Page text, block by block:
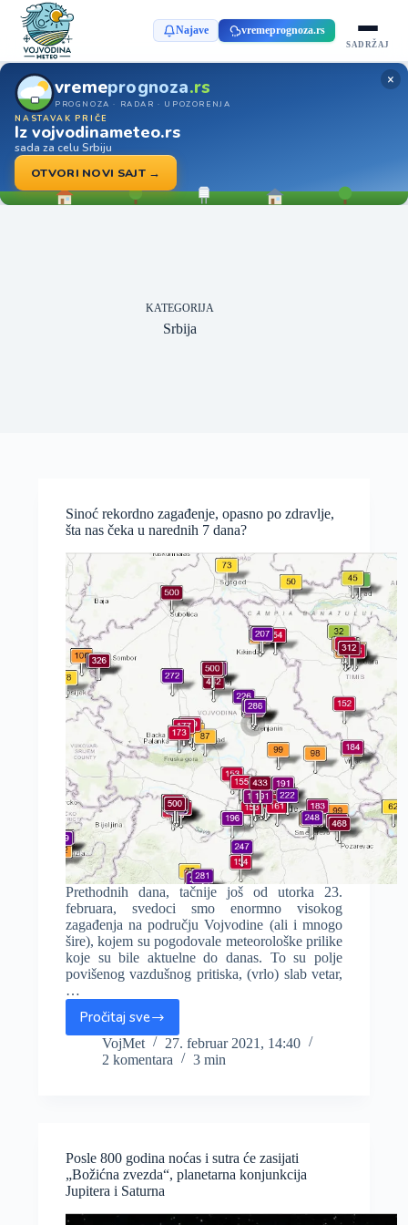
Najave vremeprognoza.rs
SADRŽAJ
vremeprognoza.rs
PROGNOZA · RADAR · UPOZORENJA
NASTAVAK PRIČE
Iz vojvodinameteo.rs
sada za celu Srbiju
OTVORI NOVI SAJT →
×
KATEGORIJA
Srbija
Sinoć rekordno zagađenje, opasno po zdravlje,
šta nas čeka u narednih 7 dana?
Prethodnih dana, tačnije još od utorka 23.
februara, svedoci smo enormno visokog
zagađenja na području Vojvodine (ali i mnogo
šire), kojem su pogodovale meteorološke prilike
koje su bile aktuelne do danas. To su polje
povišenog vazdušnog pritiska, (vrlo) slab vetar,
…
Pročitaj sve
Sinoć
rekordno
zagađenje,
nas
čeka
u
VojMet
27. februar 2021, 14:40
2 komentara
3 min
Posle 800 godina noćas i sutra će zasijati
„Božićna zvezda“, planetarna konjunkcija
Jupitera i Saturna